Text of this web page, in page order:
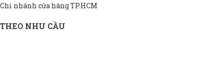
Chi nhánh cửa hàng TP.HCM
THEO NHU CẦU